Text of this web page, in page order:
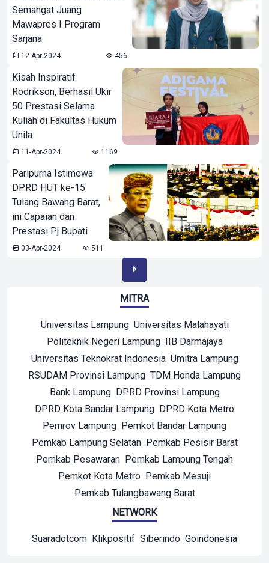
Semangat Juang
Mawapres I Program
Sarjana
12-Apr-2024 456
Kisah Inspiratif
Rodrikson, Berhasil Ukir
50 Prestasi Selama
Kuliah di Fakultas Hukum
Unila
11-Apr-2024 1169
Paripurna Istimewa
DPRD HUT ke-15
Tulang Bawang Barat,
ini Capaian dan
Prestasi Pj Bupati
03-Apr-2024 511
MITRA
Universitas Lampung Universitas Malahayati
Politeknik Negeri Lampung IIB Darmajaya
Universitas Teknokrat Indonesia Umitra Lampung
RSUDAM Provinsi Lampung TDM Honda Lampung
Bank Lampung DPRD Provinsi Lampung
DPRD Kota Bandar Lampung DPRD Kota Metro
Pemrov Lampung Pemkot Bandar Lampung
Pemkab Lampung Selatan Pemkab Pesisir Barat
Pemkab Pesawaran Pemkab Lampung Tengah
Pemkot Kota Metro Pemkab Mesuji
Pemkab Tulangbawang Barat
NETWORK
Suaradotcom Klikpositif Siberindo Goindonesia